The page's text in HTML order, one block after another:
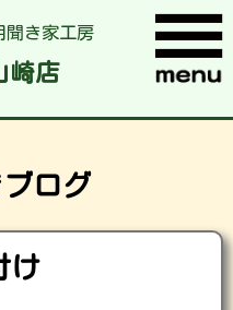
聞き家工房
崎店
ログ
け